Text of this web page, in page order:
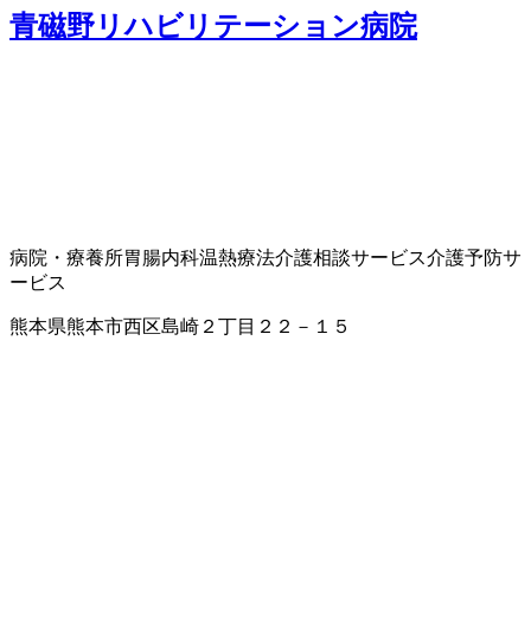
青磁野リハビリテーション病院
病院・療養所胃腸内科温熱療法介護相談サービス介護予防サ
ービス
熊本県熊本市西区島崎２丁目２２－１５